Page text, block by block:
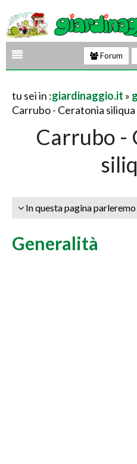
Forum
tu sei in :giardinaggio.it »
Carrubo - Ceratonia siliqua
Carrubo -
In questa pagina parleremo
Generalità